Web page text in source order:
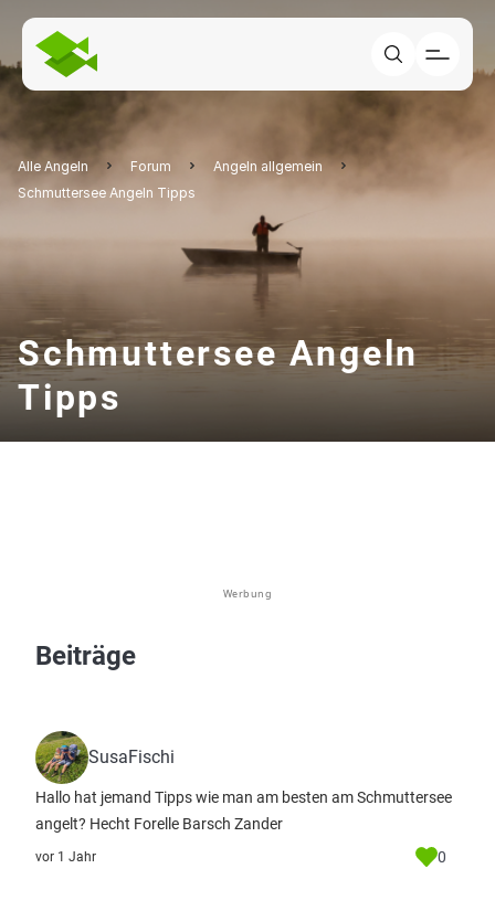
Alle Angeln Forum
Angeln allgemein
Schmuttersee Angeln Tipps
Schmuttersee Angeln
Tipps
Werbung
Beiträge
SusaFischi
Hallo hat jemand Tipps wie man am besten am Schmuttersee
angelt? Hecht Forelle Barsch Zander
vor 1 Jahr 0